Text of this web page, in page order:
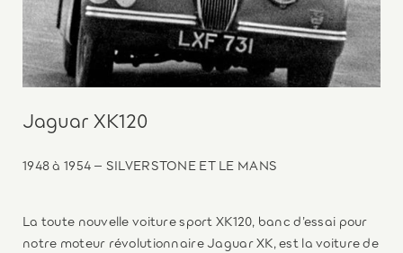
Jaguar XK120
1948 à 1954 – SILVERSTONE ET LE MANS
La toute nouvelle voiture sport XK120, banc d’essai pour
notre moteur révolutionnaire Jaguar XK, est la voiture de